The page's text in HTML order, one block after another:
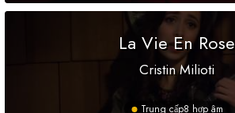
La Vie En Rose
Cristin Milioti
Trung cấp8 hợp âm